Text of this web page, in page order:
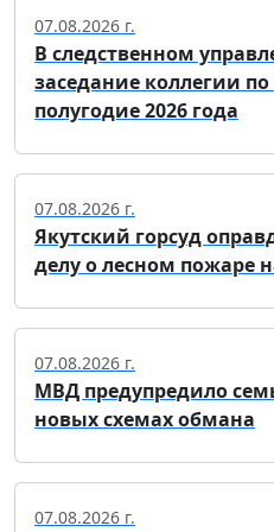
07.08.2026 г.
В следственном
заседание коллегии
полугодие 2026 года
07.08.2026 г.
Якутский горсуд
делу о лесном пожаре
07.08.2026 г.
МВД предупредило
новых схемах обмана
07.08.2026 г.